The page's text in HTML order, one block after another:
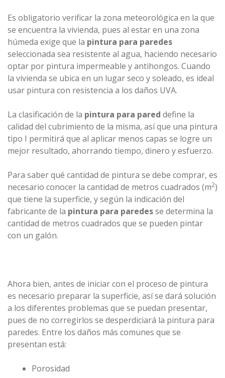
Es obligatorio verificar la zona meteorológica en la que
se encuentra la vivienda, pues al estar en una zona
húmeda exige que la pintura para paredes
seleccionada sea resistente al agua, haciendo necesario
optar por pintura impermeable y antihongos. Cuando
la vivienda se ubica en un lugar seco y soleado, es ideal
usar pintura con resistencia a los daños UVA.
La clasificación de la pintura para pared define la
calidad del cubrimiento de la misma, así que una pintura
tipo I permitirá que al aplicar menos capas se logre un
mejor resultado, ahorrando tiempo, dinero y esfuerzo.
Para saber qué cantidad de pintura se debe comprar, es
necesario conocer la cantidad de metros cuadrados (m2)
que tiene la superficie, y según la indicación del
fabricante de la pintura para paredesse determina la
cantidad de metros cuadrados que se pueden pintar
con un galón.
Ahora bien, antes de iniciar con el proceso de pintura
es necesario preparar la superficie, así se dará solución
a los diferentes problemas que se puedan presentar,
pues de no corregirlos se desperdiciará la pintura para
paredes. Entre los daños más comunes que se
presentan está:
Porosidad